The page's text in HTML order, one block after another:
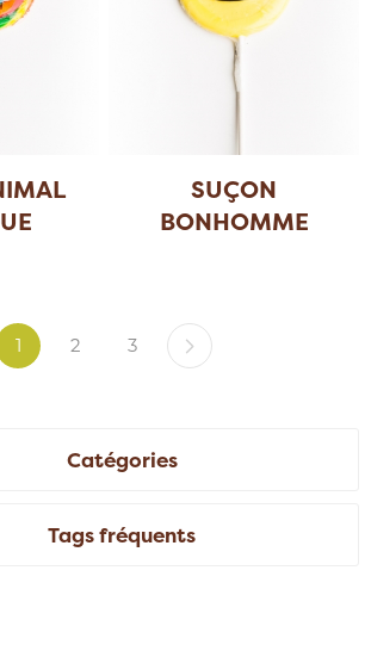
SUÇON
BONHOMME
1 2 3
Catégories
Tags fréquents